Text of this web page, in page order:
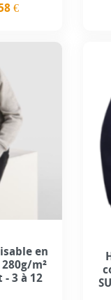
€
en
m²
3 à 12